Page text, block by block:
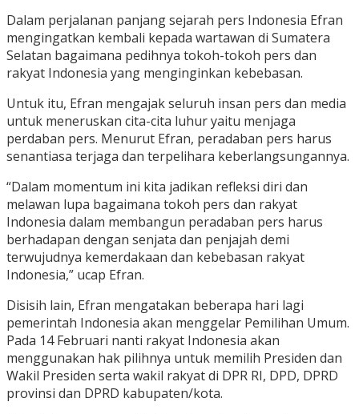
Dalam perjalanan panjang sejarah pers Indonesia Efran
mengingatkan kembali kepada wartawan di Sumatera
Selatan bagaimana pedihnya tokoh-tokoh pers dan
rakyat Indonesia yang menginginkan kebebasan.
Untuk itu, Efran mengajak seluruh insan pers dan media
untuk meneruskan cita-cita luhur yaitu menjaga
perdaban pers. Menurut Efran, peradaban pers harus
senantiasa terjaga dan terpelihara keberlangsungannya.
“Dalam momentum ini kita jadikan refleksi diri dan
melawan lupa bagaimana tokoh pers dan rakyat
Indonesia dalam membangun peradaban pers harus
berhadapan dengan senjata dan penjajah demi
terwujudnya kemerdakaan dan kebebasan rakyat
Indonesia,” ucap Efran.
Disisih lain, Efran mengatakan beberapa hari lagi
pemerintah Indonesia akan menggelar Pemilihan Umum.
Pada 14 Februari nanti rakyat Indonesia akan
menggunakan hak pilihnya untuk memilih Presiden dan
Wakil Presiden serta wakil rakyat di DPR RI, DPD, DPRD
provinsi dan DPRD kabupaten/kota.